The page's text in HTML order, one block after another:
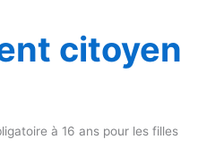
citoyen
à 16 ans pour les filles